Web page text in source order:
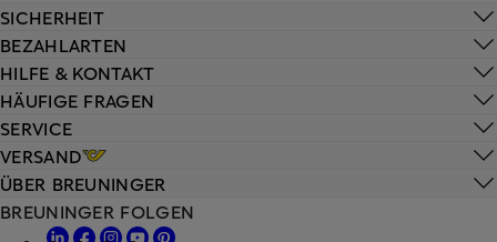
HILFE & KONTAKT
HÄUFIGE FRAGEN
SERVICE
VERSAND
SICHERHEIT
BEZAHLARTEN
ÜBER BREUNINGER
BREUNINGER FOLGEN